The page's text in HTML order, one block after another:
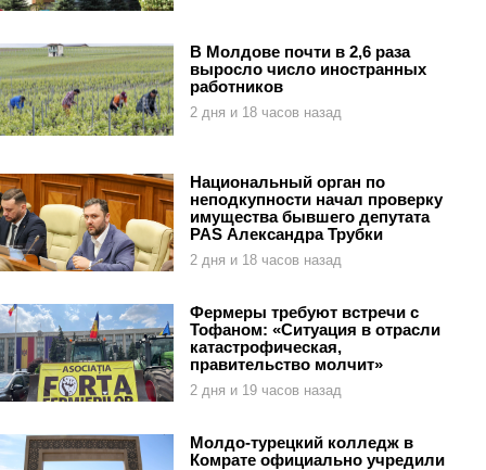
В Молдове почти в 2,6 раза
выросло число иностранных
работников
2 дня и 18 часов назад
Национальный орган по
неподкупности начал проверку
имущества бывшего депутата
PAS Александра Трубки
2 дня и 18 часов назад
Фермеры требуют встречи с
Тофаном: «Ситуация в отрасли
катастрофическая,
правительство молчит»
2 дня и 19 часов назад
Молдо-турецкий колледж в
Комрате официально учредили